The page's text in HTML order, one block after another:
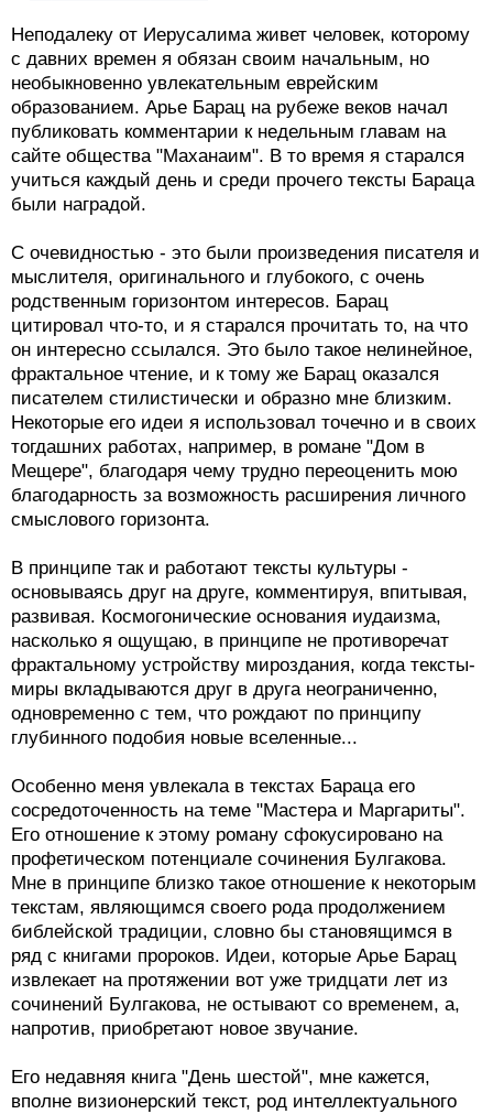
Неподалеку от Иерусалима живет человек, которому
с давних времен я обязан своим начальным, но
необыкновенно увлекательным еврейским
образованием. Арье Барац на рубеже веков начал
публиковать комментарии к недельным главам на
сайте общества "Маханаим". В то время я старался
учиться каждый день и среди прочего тексты Бараца
были наградой.
С очевидностью - это были произведения писателя и
мыслителя, оригинального и глубокого, с очень
родственным горизонтом интересов. Барац
цитировал что-то, и я старался прочитать то, на что
он интересно ссылался. Это было такое нелинейное,
фрактальное чтение, и к тому же Барац оказался
писателем стилистически и образно мне близким.
Некоторые его идеи я использовал точечно и в своих
тогдашних работах, например, в романе "Дом в
Мещере", благодаря чему трудно переоценить мою
благодарность за возможность расширения личного
смыслового горизонта.
В принципе так и работают тексты культуры -
основываясь друг на друге, комментируя, впитывая,
развивая. Космогонические основания иудаизма,
насколько я ощущаю, в принципе не противоречат
фрактальному устройству мироздания, когда тексты-
миры вкладываются друг в друга неограниченно,
одновременно с тем, что рождают по принципу
глубинного подобия новые вселенные...
Особенно меня увлекала в текстах Бараца его
сосредоточенность на теме "Мастера и Маргариты".
Его отношение к этому роману сфокусировано на
профетическом потенциале сочинения Булгакова.
Мне в принципе близко такое отношение к некоторым
текстам, являющимся своего рода продолжением
библейской традиции, словно бы становящимся в
ряд с книгами пророков. Идеи, которые Арье Барац
извлекает на протяжении вот уже тридцати лет из
сочинений Булгакова, не остывают со временем, а,
напротив, приобретают новое звучание.
Его недавняя книга "День шестой", мне кажется,
вполне визионерский текст, род интеллектуального